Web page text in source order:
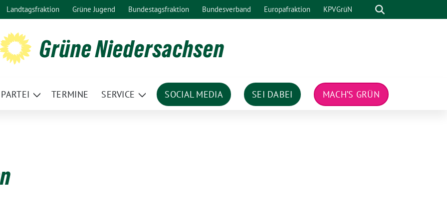
Landtagsfraktion Grüne Jugend Bundestagsfraktion Bundesverband Europafraktion KPVGrüN Suche
Grüne Niedersachsen
PARTEI
Zeige
TERMINE SERVICE
Zeige
SOCIAL MEDIA SEI DABEI MACH’S GRÜN